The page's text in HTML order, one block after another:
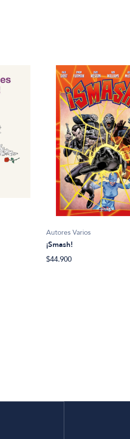
Autores Varios
¡Smash!
$44.900